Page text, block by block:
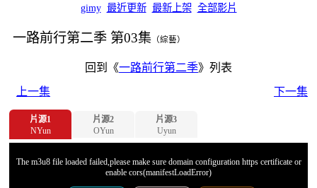
gimy 最近更新 最新上架 全部影片
一路前行第二季 第03集 （綜藝）
回到《一路前行第二季》列表
上一集
下一集
片源1
NYun
片源2
OYun
片源3
Uyun